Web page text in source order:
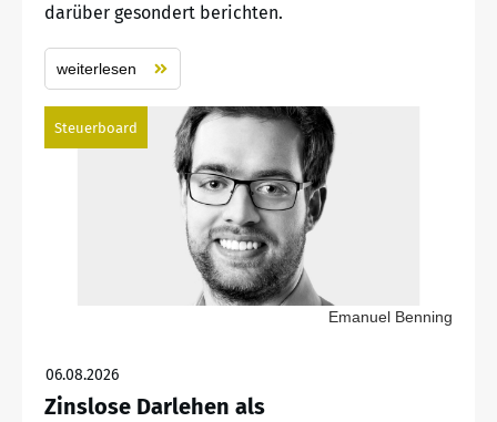
darüber gesondert berichten.
weiterlesen
Steuerboard
Emanuel Benning
06.08.2026
Zinslose Darlehen als